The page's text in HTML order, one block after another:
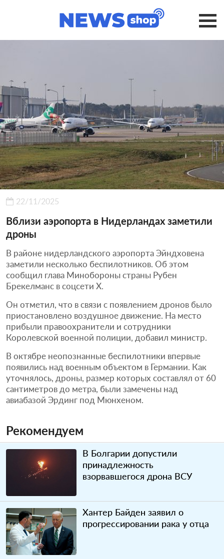
22/11/2025
Вблизи аэропорта в Нидерландах заметили
дроны
В районе нидерландского аэропорта Эйндховена
заметили несколько беспилотников. Об этом
сообщил глава Минобороны страны Рубен
Брекелманс в соцсети X.
Он отметил, что в связи с появлением дронов было
приостановлено воздушное движение. На место
прибыли правоохранители и сотрудники
Королевской военной полиции, добавил министр.
В октябре неопознанные беспилотники впервые
появились над военным объектом в Германии. Как
уточнялось, дроны, размер которых составлял от 60
сантиметров до метра, были замечены над
авиабазой Эрдинг под Мюнхеном.
Рекомендуем
В Болгарии допустили
принадлежность
взорвавшегося дрона ВСУ
Хантер Байден заявил о
прогрессировании рака у отца